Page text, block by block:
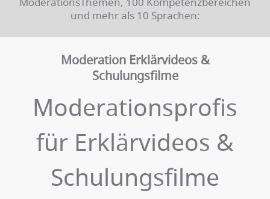
und mehr als 10 Sprachen:
Moderation Erklärvideos &
Schulungsfilme
Moderationsprofis
für Erklärvideos &
Schulungsfilme